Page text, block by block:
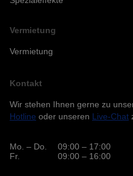
Vermietung
Vermietung
Kontakt
Wir stehen Ihnen gerne zu
Hotline oder unseren Live-Chat
Mo. – Do.
09:00 – 17:00
Fr.
09:00 – 16:00